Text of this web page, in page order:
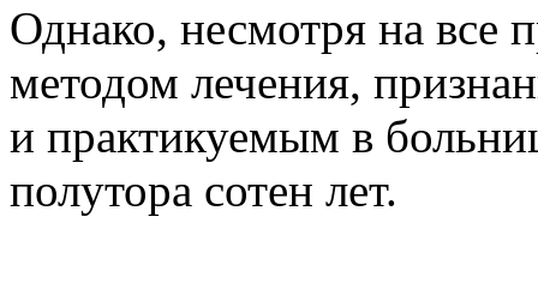
Однако, несмотря на все
методом лечения,
и практикуемым в
полутора сотен лет.